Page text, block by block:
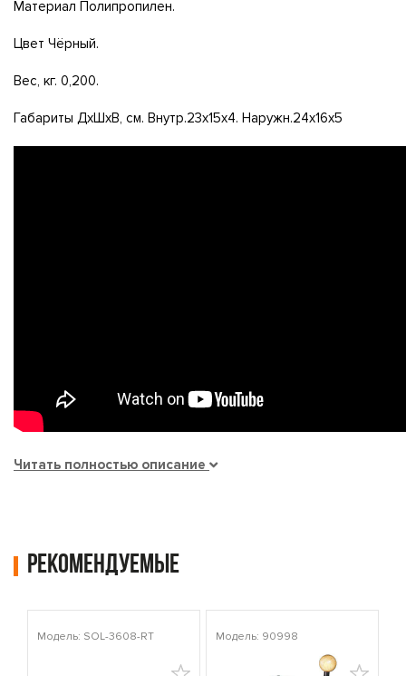
Материал Полипропилен.
Цвет Чёрный.
Вес, кг. 0,200.
Габариты ДxШxВ, см. Внутр.23х15х4. Наружн.24х16х5
Читать полностью описание
Рекомендуемые
Модель: SOL-3608-RT Модель: 90998